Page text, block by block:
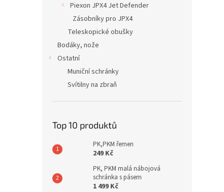
Piexon JPX4 Jet Defender
Zásobníky pro JPX4
Teleskopické obušky
Bodáky, nože
Ostatní
Muniční schránky
Svítilny na zbraň
Top 10 produktů
PK,PKM řemen
249 Kč
PK, PKM malá nábojová
schránka s pásem
1 499 Kč